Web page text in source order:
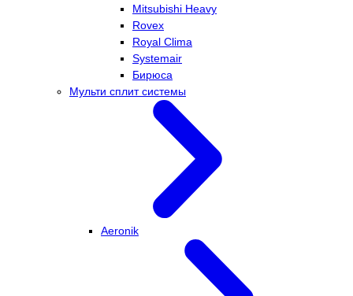
Mitsubishi Heavy
Rovex
Royal Clima
Systemair
Бирюса
Мульти сплит системы
Aeronik